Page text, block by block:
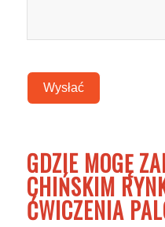
Wysłać
GDZIE MOGĘ
CHIŃSKIM
ĆWICZENIA